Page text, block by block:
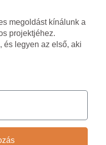
megoldást kínálunk a
projektjéhez.
és legyen az első, aki